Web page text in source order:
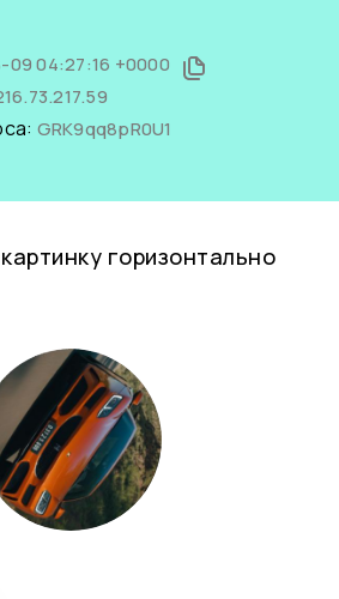
04:27:16 +0000
GRK9qq8pR0U1
горизонтально